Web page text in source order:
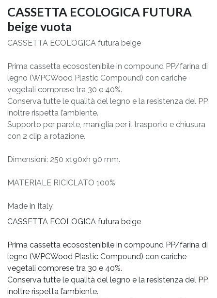
CASSETTA ECOLOGICA FUTURA
beige vuota
CASSETTA ECOLOGICA futura beige
Prima cassetta ecosostenibile in compound PP/farina di
legno (WPCWood Plastic Compound) con cariche
vegetali comprese tra 30 e 40%.
Conserva tutte le qualità del legno e la resistenza del PP,
inoltre rispetta l’ambiente.
Supporto per parete, maniglia per il trasporto e chiusura
con 2 clip a rotazione.
Dimensioni: 250 x190xh 90 mm.
MATERIALE RICICLATO 100%
Made in Italy.
CASSETTA ECOLOGICA futura beige
Prima cassetta ecosostenibile in compound PP/farina di
legno (WPCWood Plastic Compound) con cariche
vegetali comprese tra 30 e 40%.
Conserva tutte le qualità del legno e la resistenza del PP,
inoltre rispetta l’ambiente.